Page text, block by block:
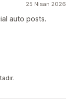
25 Nisan 2026
auto posts.